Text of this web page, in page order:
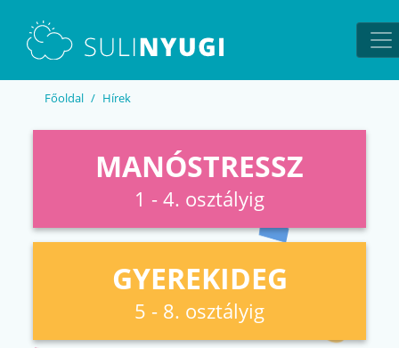
Főoldal Hírek
MANÓSTRESSZ
1 - 4. osztályig
GYEREKIDEG
5 - 8. osztályig